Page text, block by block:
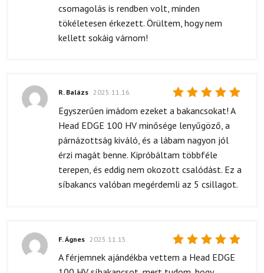
csomagolás is rendben volt, minden
tökéletesen érkezett. Örültem, hogy nem
kellett sokáig várnom!
Értékelés:
R. Balázs 2025.11.16.
Egyszerűen imádom ezeket a bakancsokat! A
Head EDGE 100 HV minősége lenyűgöző, a
párnázottság kiváló, és a lábam nagyon jól
érzi magát benne. Kipróbáltam többféle
terepen, és eddig nem okozott csalódást. Ez a
síbakancs valóban megérdemli az 5 csillagot.
Értékelés:
F. Ágnes 2025.11.15.
A férjemnek ajándékba vettem a Head EDGE